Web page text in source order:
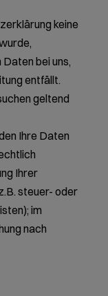
keine
bei uns,
entfällt.
geltend
Ihre Daten
Ihrer
steuer- oder
im
nach